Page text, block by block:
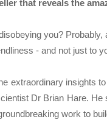
that reveals the
you? Probably,
- and not just to
extraordinary insights
Dr Brian Hare.
work to